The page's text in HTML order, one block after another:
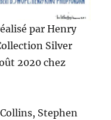
par Henry
Silver
2020 chez
Stephen